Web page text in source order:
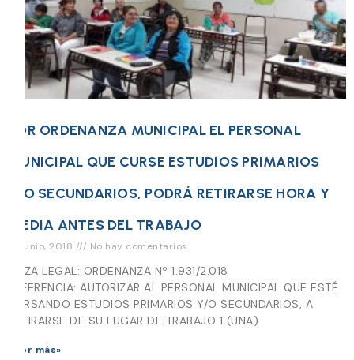
POR ORDENANZA MUNICIPAL EL PERSONAL
MUNICIPAL QUE CURSE ESTUDIOS PRIMARIOS
Y/O SECUNDARIOS, PODRÁ RETIRARSE HORA Y
MEDIA ANTES DEL TRABAJO
18 junio, 2018 No hay comentarios
PIEZA LEGAL: ORDENANZA Nº 1.931/2.018
REFERENCIA: AUTORIZAR AL PERSONAL MUNICIPAL QUE ESTÉ
CURSANDO ESTUDIOS PRIMARIOS Y/O SECUNDARIOS, A
RETIRARSE DE SU LUGAR DE TRABAJO 1 (UNA)
Leer más»